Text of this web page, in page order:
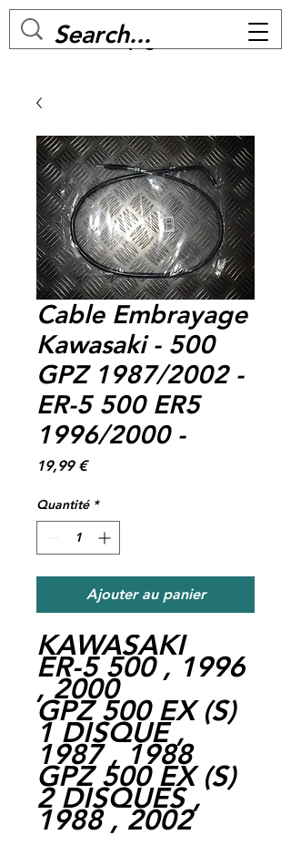
MC BIKE Perpignan
Cable Embrayage
Kawasaki - 500
GPZ 1987/2002 -
ER-5 500 ER5
1996/2000 -
19,99 €Prix
Quantité *
Ajouter au panier
KAWASAKI
ER-5 500 , 1996
, 2000
GPZ 500 EX (S)
1 DISQUE ,
1987 , 1988
GPZ 500 EX (S)
2 DISQUES ,
1988 , 2002